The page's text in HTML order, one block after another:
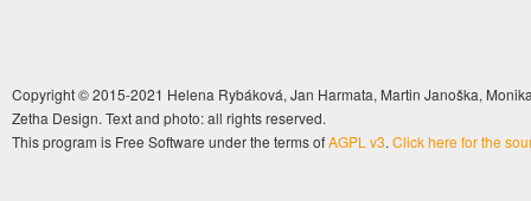
Copyright © 2015-2021 Helena Rybáková, Jan Harmata, Martin Janoška,
Zetha Design. Text and photo: all rights reserved.
This program is Free Software under the terms ofAGPL v3. Click here for the